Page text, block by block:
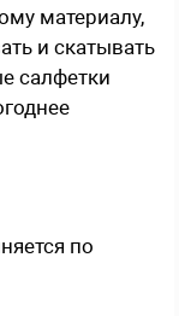
материалу,
и скатывать
салфетки
по